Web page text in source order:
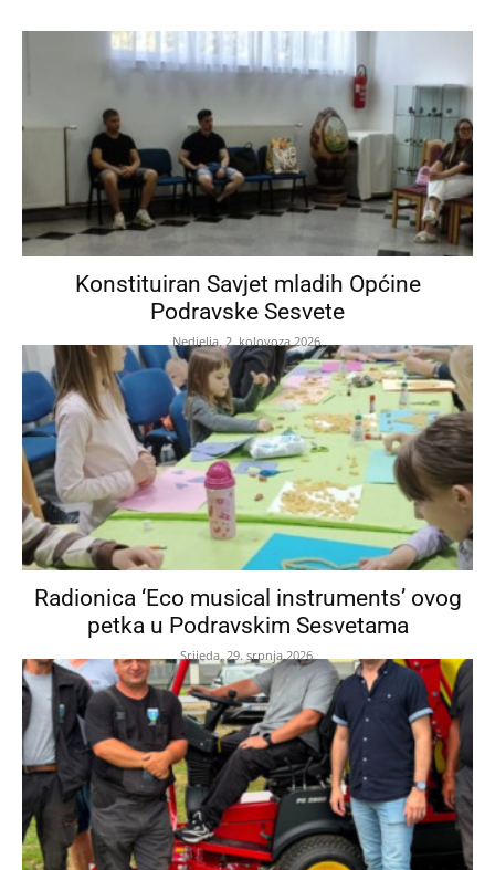
Konstituiran Savjet mladih Općine
Podravske Sesvete
Nedjelja, 2. kolovoza 2026.
Radionica ‘Eco musical instruments’ ovog
petka u Podravskim Sesvetama
Srijeda, 29. srpnja 2026.